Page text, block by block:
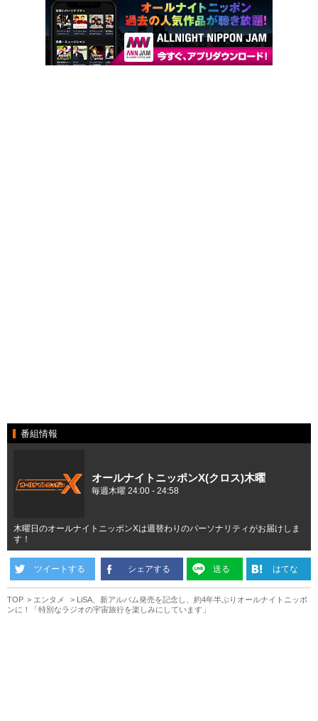
番組情報
オールナイトニッポンX(クロス)木曜
毎週木曜 24:00 - 24:58
木曜日のオールナイトニッポンXは週替わりのパーソナリティがお届けしま
す！
ツイートする シェアする 送る はてな
TOP エンタメ
LiSA、新アルバム発売を記念し、約4年半ぶりオールナイトニッポ
ンに！「特別なラジオの宇宙旅行を楽しみにしています」